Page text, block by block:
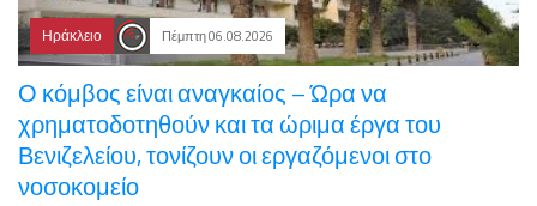
Ηράκλειο Πέμπτη 06.08.2026
Ο κόμβος είναι αναγκαίος – Ώρα να
χρηματοδοτηθούν και τα ώριμα έργα του
Βενιζελείου, τονίζουν οι εργαζόμενοι στο
νοσοκομείο